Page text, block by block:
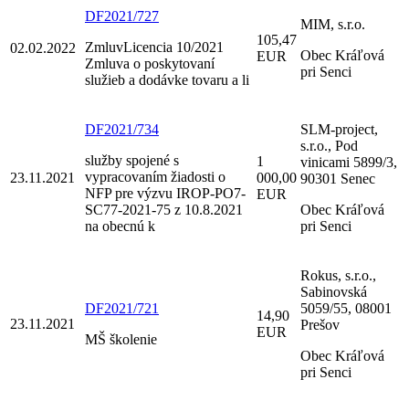
02.02.2022
DF2021/727
ZmluvLicencia 10/2021
Zmluva o poskytovaní
služieb a dodávke tovaru a li
105,47
EUR
MIM, s.r.o.
Obec Kráľová
pri Senci
23.11.2021
DF2021/734
služby spojené s
vypracovaním žiadosti o
NFP pre výzvu IROP-PO7-
SC77-2021-75 z 10.8.2021
na obecnú k
1
000,00
EUR
SLM-project,
s.r.o., Pod
vinicami 5899/3,
90301 Senec
Obec Kráľová
pri Senci
23.11.2021
DF2021/721
MŠ školenie
14,90
EUR
Rokus, s.r.o.,
Sabinovská
5059/55, 08001
Prešov
Obec Kráľová
pri Senci